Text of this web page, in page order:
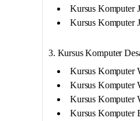
Kursus Komputer
Kursus Komputer
3. Kursus Komputer
Kursus Komputer
Kursus Komputer
Kursus Komputer
Kursus Komputer